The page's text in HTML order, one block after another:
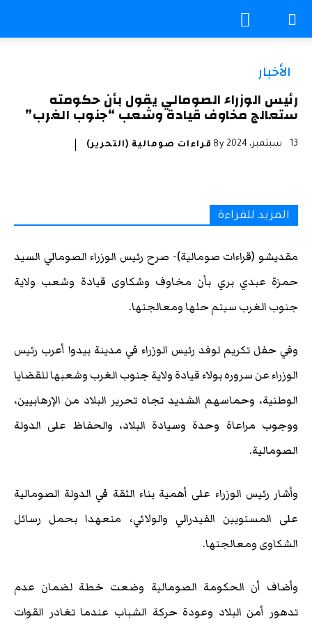
الأخبار
رئيس الوزراء الصومالي يقول بأن حكومته
ستعالج مخاوف قيادة وشعب “جنوب الغرب”
13 سبتمبر، 2024 By قراءات صومالية (التحرير)
المزيد للقراءة
مقديشو (قراءات صومالية)- صرح رئيس الوزراء الصومالي السيد
حمزة عبدي بري بأن مخاوف وشكاوى قيادة وشعب ولاية
جنوب الغرب سيتم حلها ومعالجتها.
وفي حفل تكريم لوفد رئيس الوزراء في مدينة بيدوا أعرب رئيس
الوزراء عن سروره بولاء قيادة ولاية جنوب الغرب وشعبها للقضايا
الوطنية، وحماسهم الشديد تجاه تحرير البلاد من الإرهابيين،
ووجوب مراعاة وحدة وسيادة البلاد، والحفاظ على الدولة
الصومالية.
وأشار رئيس الوزراء على أهمية بناء الثقة في الدولة الصومالية
على المستويين الفيدرالي والولائي، متعهدا بحمل رسائل
الشكاوى ومعالجتها.
وأضاف أن الحكومة الصومالية وضعت خطة لضمان عدم
تدهور أمن البلاد وعودة حركة الشباب عندما تغادر القوات